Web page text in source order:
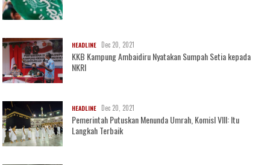
HEADLINE Dec 20, 2021
KKB Kampung Ambaidiru Nyatakan Sumpah Setia kepada
NKRI
HEADLINE Dec 20, 2021
Pemerintah Putuskan Menunda Umrah, KomisI VIII: Itu
Langkah Terbaik